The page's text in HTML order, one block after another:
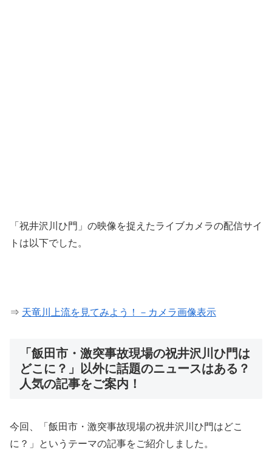
「祝井沢川ひ門」の映像を捉えたライブカメラの配信サイ
トは以下でした。
⇒ 天竜川上流を見てみよう！－カメラ画像表示
「飯田市・激突事故現場の祝井沢川ひ門は
どこに？」以外に話題のニュースはある？
人気の記事をご案内！
今回、「飯田市・激突事故現場の祝井沢川ひ門はどこ
に？」というテーマの記事をご紹介しました。